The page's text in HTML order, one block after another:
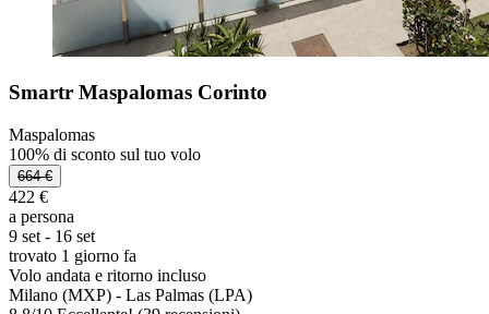
Smartr Maspalomas Corinto
Maspalomas
100% di sconto sul tuo volo
664 €
422 €
a persona
9 set - 16 set
trovato 1 giorno fa
Volo andata e ritorno incluso
Milano (MXP) - Las Palmas (LPA)